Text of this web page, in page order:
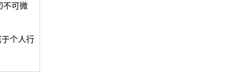
不可微
个人行